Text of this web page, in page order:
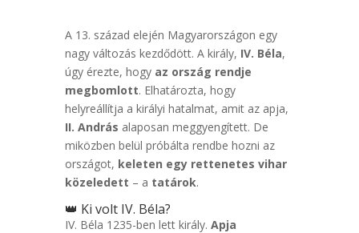
A 13. század elején Magyarországon egy
nagy változás kezdődött. A király, IV. Béla,
úgy érezte, hogy az ország rendje
megbomlott. Elhatározta, hogy
helyreállítja a királyi hatalmat, amit az apja,
II. András alaposan meggyengített. De
miközben belül próbálta rendbe hozni az
országot, keleten egy rettenetes vihar
közeledett – a tatárok.
👑 Ki volt IV. Béla?
IV. Béla 1235-ben lett király. Apja